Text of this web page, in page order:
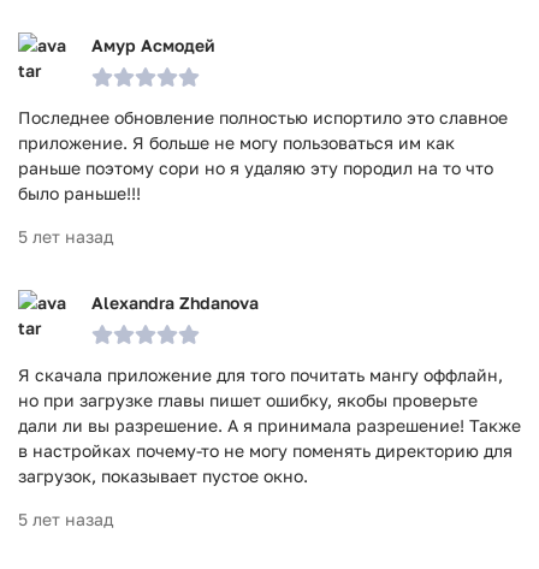
Амур Асмодей
Последнее обновление полностью испортило это славное
приложение. Я больше не могу пользоваться им как
раньше поэтому сори но я удаляю эту породил на то что
было раньше!!!
5 лет назад
Alexandra Zhdanova
Я скачала приложение для того почитать мангу оффлайн,
но при загрузке главы пишет ошибку, якобы проверьте
дали ли вы разрешение. А я принимала разрешение! Также
в настройках почему-то не могу поменять директорию для
загрузок, показывает пустое окно.
5 лет назад